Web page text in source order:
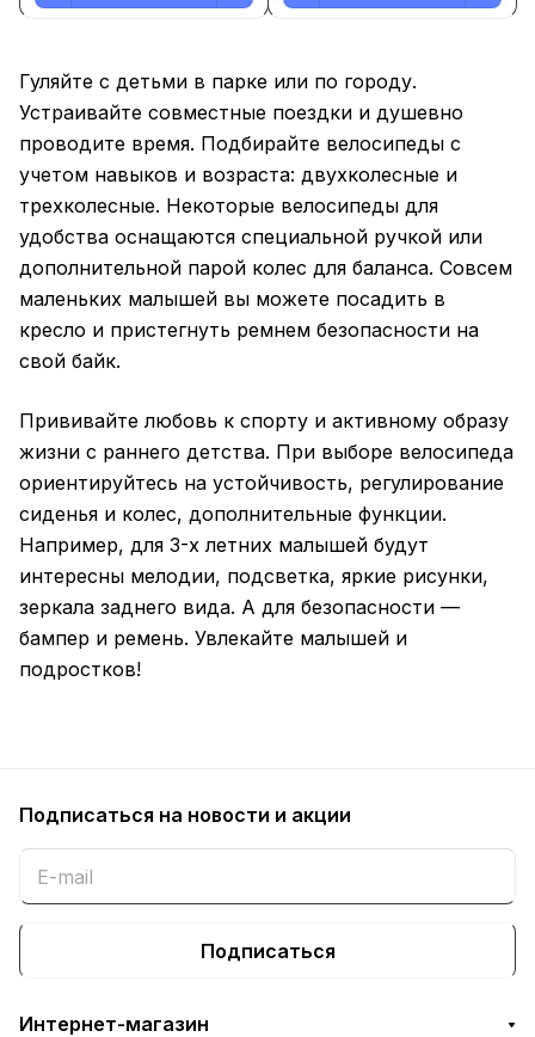
Гуляйте с детьми в парке или по городу.
Устраивайте совместные поездки и душевно
проводите время. Подбирайте велосипеды с
учетом навыков и возраста: двухколесные и
трехколесные. Некоторые велосипеды для
удобства оснащаются специальной ручкой или
дополнительной парой колес для баланса. Совсем
маленьких малышей вы можете посадить в
кресло и пристегнуть ремнем безопасности на
свой байк.
Прививайте любовь к спорту и активному образу
жизни с раннего детства. При выборе велосипеда
ориентируйтесь на устойчивость, регулирование
сиденья и колес, дополнительные функции.
Например, для 3-х летних малышей будут
интересны мелодии, подсветка, яркие рисунки,
зеркала заднего вида. А для безопасности —
бампер и ремень. Увлекайте малышей и
подростков!
Подписаться на новости и акции
Подписаться
Интернет-магазин